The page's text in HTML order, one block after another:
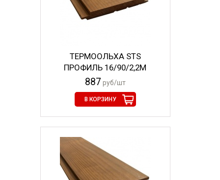
ТЕРМООЛЬХА STS
ПРОФИЛЬ 16/90/2,2М
887 руб/шт
В КОРЗИНУ